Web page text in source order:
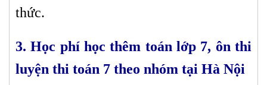
thức.
3. Học phí học thêm toán lớp 7, ôn thi
luyện thi toán 7 theo nhóm tại Hà Nội